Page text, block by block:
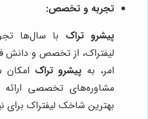
تجربه و تخصص:
پیشرو تراک با سال‌ها
لیفتراک، از تخصص و دانش
امر، به پیشرو تراک
مشاوره‌های تخصصی ارائه
بهترین شاخک لیفتراک برای